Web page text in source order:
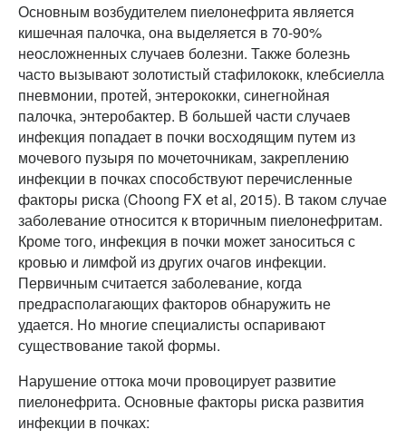
Основным возбудителем пиелонефрита является
кишечная палочка, она выделяется в 70-90%
неосложненных случаев болезни. Также болезнь
часто вызывают золотистый стафилококк, клебсиелла
пневмонии, протей, энтерококки, синегнойная
палочка, энтеробактер. В большей части случаев
инфекция попадает в почки восходящим путем из
мочевого пузыря по мочеточникам, закреплению
инфекции в почках способствуют перечисленные
факторы риска (Choong FX et al, 2015). В таком случае
заболевание относится к вторичным пиелонефритам.
Кроме того, инфекция в почки может заноситься с
кровью и лимфой из других очагов инфекции.
Первичным считается заболевание, когда
предрасполагающих факторов обнаружить не
удается. Но многие специалисты оспаривают
существование такой формы.
Нарушение оттока мочи провоцирует развитие
пиелонефрита. Основные факторы риска развития
инфекции в почках: